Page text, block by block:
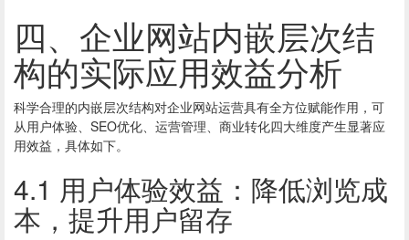
四、企业网站内嵌层次结
构的实际应用效益分析
科学合理的内嵌层次结构对企业网站运营具有全方位赋能作用，可
从用户体验、SEO优化、运营管理、商业转化四大维度产生显著应
用效益，具体如下。
4.1 用户体验效益：降低浏览成
本，提升用户留存